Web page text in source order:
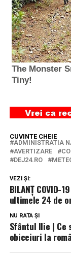
CUVINTE CHEIE
ADMINISTRATIA
AVERTIZARE
DEJ24.RO
VEZI ȘI:
BILANȚ COVID-
ultimele 24 de
NU RATA ȘI
Sfântul Ilie | Ce
obiceiuri la